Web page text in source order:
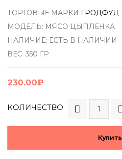
ТОРГОВЫЕ МАРКИ ГРОДФУД
МОДЕЛЬ: МЯСО ЦЫПЛЕНКА
НАЛИЧИЕ: ЕСТЬ В НАЛИЧИИ
ВЕС: 350 ГР
230.00₽
КОЛИЧЕСТВО
Купить